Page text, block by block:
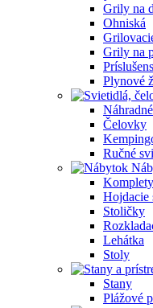
Grily na
Ohniská
Grily na
Plynové
Čelovky
Ručné
Komplety
Hojdacie
Stoličky
Lehátka
Stoly
Stany
Plážové